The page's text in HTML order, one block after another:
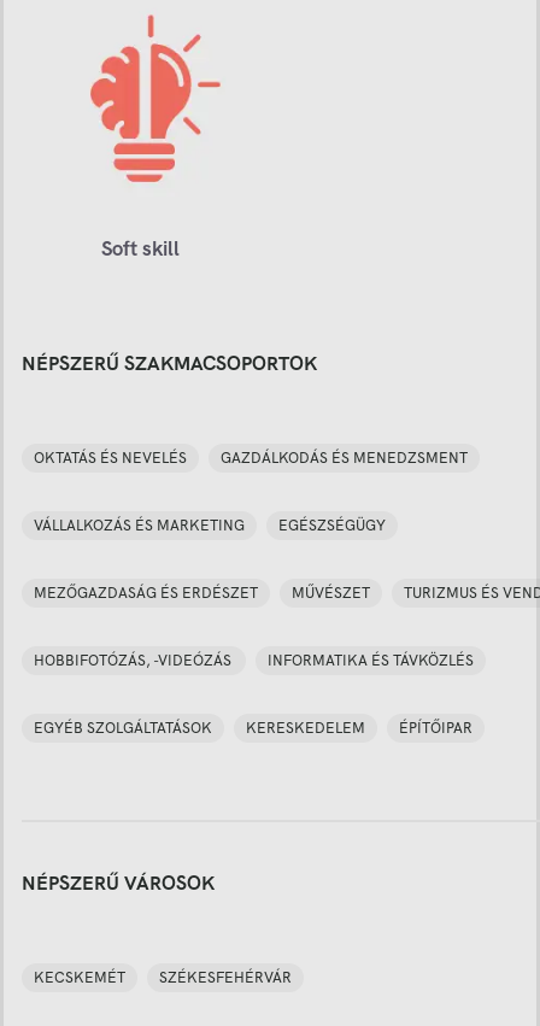
Soft skill
NÉPSZERŰ SZAKMACSOPORTOK
OKTATÁS ÉS NEVELÉS GAZDÁLKODÁS ÉS MENEDZSMENT
VÁLLALKOZÁS ÉS MARKETING EGÉSZSÉGÜGY
MEZŐGAZDASÁG ÉS ERDÉSZET MŰVÉSZET TURIZMUS ÉS
HOBBIFOTÓZÁS, -VIDEÓZÁS INFORMATIKA ÉS TÁVKÖZLÉS
EGYÉB SZOLGÁLTATÁSOK KERESKEDELEM ÉPÍTŐIPAR
NÉPSZERŰ VÁROSOK
KECSKEMÉT SZÉKESFEHÉRVÁR